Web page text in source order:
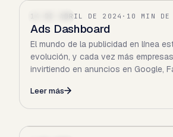
14 DE ABRIL DE 2024 · 10 MIN DE
Ads Dashboard
El mundo de la publicidad en línea
evolución, y cada vez más
invirtiendo en anuncios en Google,
Leer más